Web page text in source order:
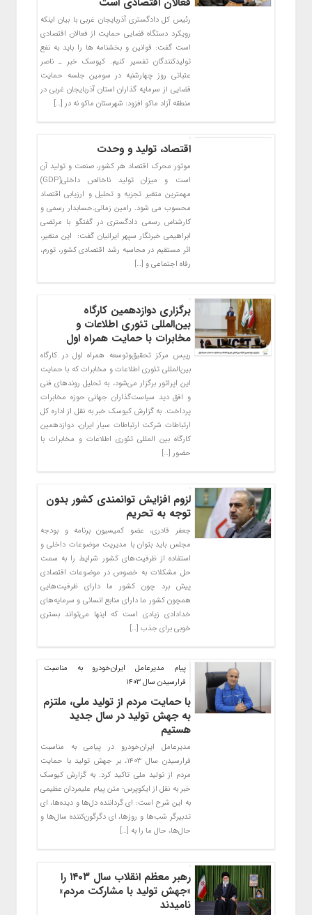
رئیس کل دادگستری آذربایجان غربی با بیان اینکه
رویکرد دستگاه قضایی حمایت از فعالان اقتصادی
است گفت: قوانین و بخشنامه ها را باید به نفع
تولیدکنندگان تفسیر کنیم. کیوسک خبر ـ ناصر
عتباتی روز چهارشنبه در سومین جلسه حمایت
قضایی از سرمایه گذاران استان آذربایجان غربی در
منطقه آزاد ماکو افزود: شهرستان ماکو نه در […]
اقتصاد، تولید و وحدت
موتور محرک اقتصاد هر کشور، صنعت و تولید آن
است و میزان تولید ناخالص داخلی(GDP)
مهمترین متغیر تجزیه و تحلیل و ارزیابی اقتصاد
محسوب می شود. رامین زمانی.حسابدار رسمی و
کارشناس رسمی دادگستری در گفتگو با مرتضی
ابراهیمی خبرنگار سپهر ایرانیان گفت: این متغیر،
اثر مستقیم در محاسبه رشد اقتصادی کشور، تورم،
رفاه اجتماعی و […]
برگزاری دوازدهمین کارگاه
بین‌المللی تئوری اطلاعات و
مخابرات با حمایت همراه اول
رییس مرکز تحقیق‌وتوسعه همراه اول در کارگاه
بین‌المللی تئوری اطلاعات و مخابرات که با حمایت
این اپراتور برگزار می‌شود، به تحلیل روندهای فنی
و افق دید سیاست‌گذاران جهانی حوزه مخابرات
پرداخت. به گزارش کیوسک خبر به نقل از اداره کل
ارتباطات شرکت ارتباطات سیار ایران، دوازدهمین
کارگاه بین المللی تئوری اطلاعات و مخابرات با
حضور […]
لزوم افزایش توانمندی کشور بدون
توجه به تحریم
جعفر قادری، عضو کمیسیون برنامه و بودجه
مجلس باید بتوان با مدیریت موضوعات داخلی و
استفاده از ظرفیت‌های کشور شرایط را به سمت
حل مشکلات به خصوص در موضوعات اقتصادی
پیش برد چون کشور ما دارای ظرفیت‌هایی
همچون کشور ما دارای منابع انسانی و سرمایه‌های
خدادادی زیادی است که اینها می‌تواند بستری
خوبی برای جذب […]
پیام مدیرعامل ایران‌خودرو به مناسبت
فرارسیدن سال ۱۴۰۳
با حمایت مردم از تولید ملی، ملتزم
به جهش تولید در سال جدید
هستیم
مدیرعامل ایران‌خودرو در پیامی به مناسبت
فرارسیدن سال ۱۴۰۳، بر جهش تولید با حمایت
مردم از تولید ملی تاکید کرد. به گزارش کیوسک
خبر به نقل از ایکوپرس- متن پیام علیمردان عظیمی
به این شرح است: ای گرداننده دل‌ها و دیده‌ها، ای
تدبیرگر شب‌ها و روزها، ای دگرگون‌کننده سال‌ها و
حال‌ها، حال ما را به […]
رهبر معظم انقلاب سال ۱۴۰۳ را
«جهش تولید با مشارکت مردم»
نامیدند